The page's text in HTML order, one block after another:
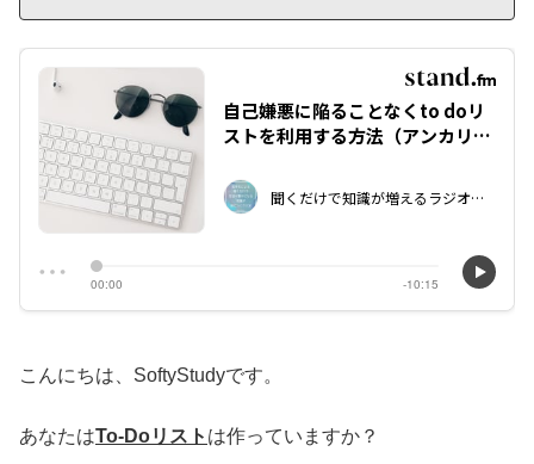
こんにちは、SoftyStudyです。
あなたはTo-Doリスト は作っていますか？